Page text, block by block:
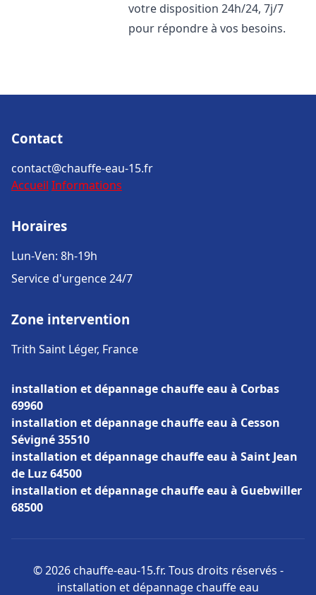
votre disposition 24h/24, 7j/7
pour répondre à vos besoins.
Contact
contact@chauffe-eau-15.fr
Accueil Informations
Horaires
Lun-Ven: 8h-19h
Service d'urgence 24/7
Zone intervention
Trith Saint Léger, France
installation et dépannage chauffe eau à Corbas
69960
installation et dépannage chauffe eau à Cesson
Sévigné 35510
installation et dépannage chauffe eau à Saint Jean
de Luz 64500
installation et dépannage chauffe eau à Guebwiller
68500
© 2026 chauffe-eau-15.fr. Tous droits réservés -
installation et dépannage chauffe eau